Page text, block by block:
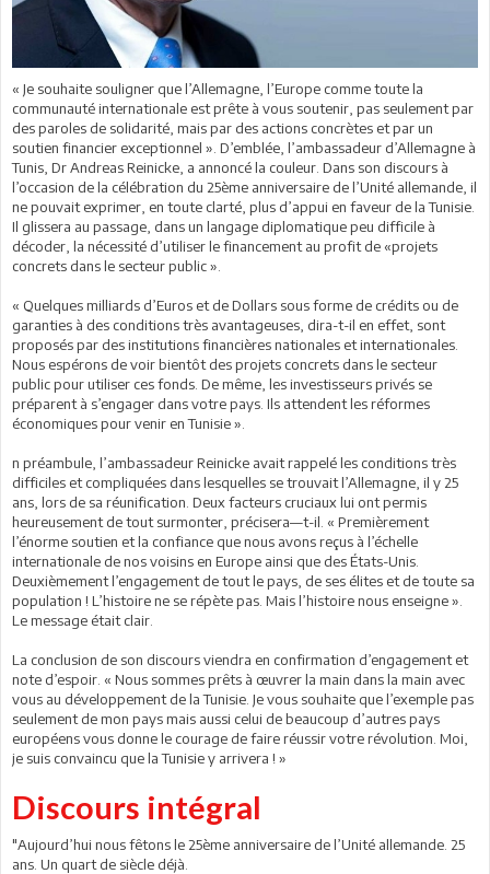
« Je souhaite souligner que l’Allemagne, l’Europe comme toute la
communauté internationale est prête à vous soutenir, pas seulement par
des paroles de solidarité, mais par des actions concrètes et par un
soutien financier exceptionnel ». D’emblée, l’ambassadeur d’Allemagne à
Tunis, Dr Andreas Reinicke, a annoncé la couleur. Dans son discours à
l’occasion de la célébration du 25ème anniversaire de l’Unité allemande, il
ne pouvait exprimer, en toute clarté, plus d’appui en faveur de la Tunisie.
Il glissera au passage, dans un langage diplomatique peu difficile à
décoder, la nécessité d’utiliser le financement au profit de «projets
concrets dans le secteur public ».
« Quelques milliards d’Euros et de Dollars sous forme de crédits ou de
garanties à des conditions très avantageuses, dira-t-il en effet, sont
proposés par des institutions financières nationales et internationales.
Nous espérons de voir bientôt des projets concrets dans le secteur
public pour utiliser ces fonds. De même, les investisseurs privés se
préparent à s’engager dans votre pays. Ils attendent les réformes
économiques pour venir en Tunisie ».
n préambule, l’ambassadeur Reinicke avait rappelé les conditions très
difficiles et compliquées dans lesquelles se trouvait l’Allemagne, il y 25
ans, lors de sa réunification. Deux facteurs cruciaux lui ont permis
heureusement de tout surmonter, précisera—t-il. « Premièrement
l’énorme soutien et la confiance que nous avons reçus à l’échelle
internationale de nos voisins en Europe ainsi que des États-Unis.
Deuxièmement l’engagement de tout le pays, de ses élites et de toute sa
population ! L’histoire ne se répète pas. Mais l’histoire nous enseigne ».
Le message était clair.
La conclusion de son discours viendra en confirmation d’engagement et
note d’espoir. « Nous sommes prêts à œuvrer la main dans la main avec
vous au développement de la Tunisie. Je vous souhaite que l’exemple pas
seulement de mon pays mais aussi celui de beaucoup d’autres pays
européens vous donne le courage de faire réussir votre révolution. Moi,
je suis convaincu que la Tunisie y arrivera ! »
Discours intégral
"Aujourd’hui nous fêtons le 25ème anniversaire de l’Unité allemande. 25
ans. Un quart de siècle déjà.